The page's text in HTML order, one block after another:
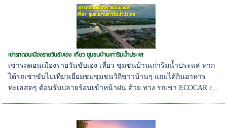
เช่ารถดอนเมืองรายวันขับเอง เที่ยว ชุมชนบ้านเก่าริมน้ำประแส
เช่ารถดอนเมืองรายวันขับเอง เที่ยว ชุมชนบ้านเก่าริมน้ำประแส หาก
ได้รถเช่าขับไปเที่ยวเยี่ยมชมชุมชนวิถีชาวบ้านๆ แถมได้กินอาหาร
ทะเลสดๆ ต้อนรับปลายร้อนเข้าหน้าฝน ด้วย ทาง รถเช่า ECOCAR r...